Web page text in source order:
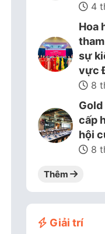
4
Hoa
sự
vực
8
Gold
cấp
hội
8
Thêm
Giải trí